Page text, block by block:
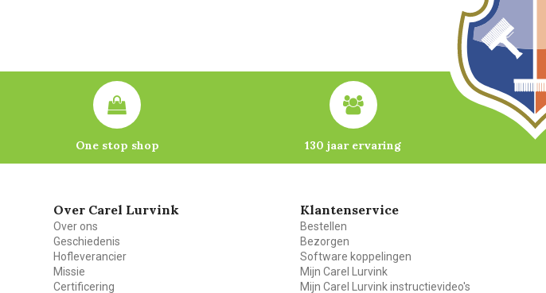
One stop shop 130 jaar ervaring
Over Carel Lurvink
Over ons
Geschiedenis
Hofleverancier
Missie
Certificering
Klantenservice
Bestellen
Bezorgen
Software koppelingen
Mijn Carel Lurvink
Mijn Carel Lurvink instructievideo's